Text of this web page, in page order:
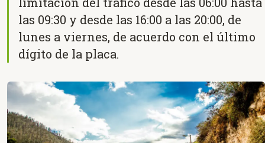
las 09:30 y desde las 16:00 a las 20:00, de
lunes a viernes, de acuerdo con el último
dígito de la placa.